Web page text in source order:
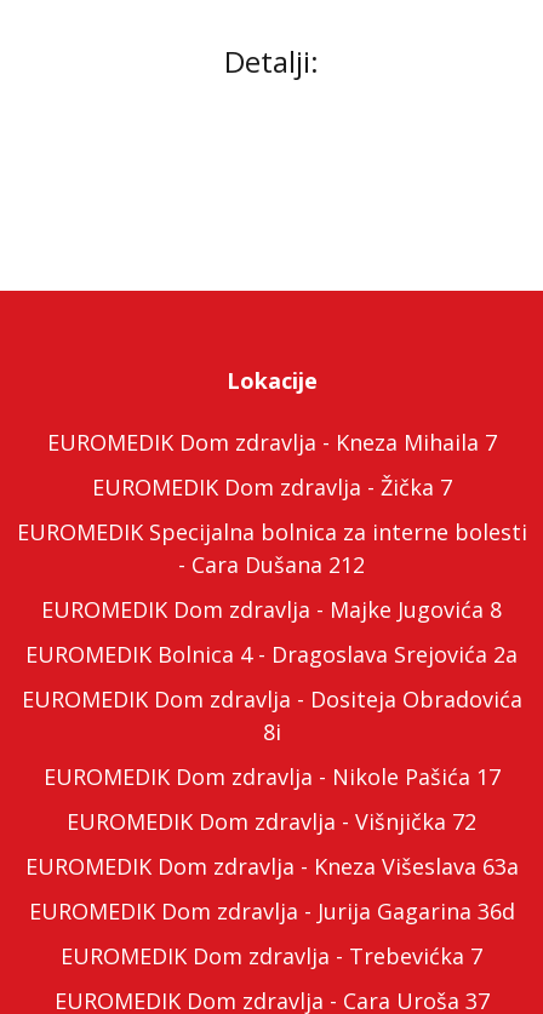
Detalji:
Lokacije
EUROMEDIK Dom zdravlja - Kneza Mihaila 7
EUROMEDIK Dom zdravlja - Žička 7
EUROMEDIK Specijalna bolnica za interne bolesti
- Cara Dušana 212
EUROMEDIK Dom zdravlja - Majke Jugovića 8
EUROMEDIK Bolnica 4 - Dragoslava Srejovića 2a
EUROMEDIK Dom zdravlja - Dositeja Obradovića
8i
EUROMEDIK Dom zdravlja - Nikole Pašića 17
EUROMEDIK Dom zdravlja - Višnjička 72
EUROMEDIK Dom zdravlja - Kneza Višeslava 63a
EUROMEDIK Dom zdravlja - Jurija Gagarina 36d
EUROMEDIK Dom zdravlja - Trebevićka 7
EUROMEDIK Dom zdravlja - Cara Uroša 37